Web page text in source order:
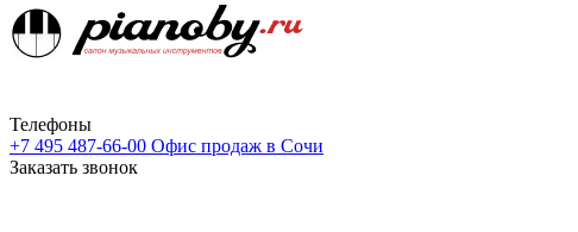
Телефоны
+7 495 487-66-00 Офис продаж в Сочи
Заказать звонок